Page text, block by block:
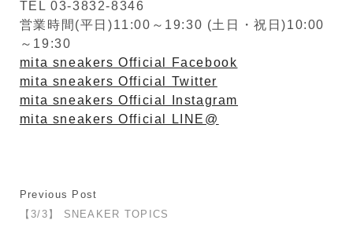
TEL 03-3832-8346
営業時間(平日)11:00～19:30 (土日・祝日)10:00
～19:30
mita sneakers Official Facebook
mita sneakers Official Twitter
mita sneakers Official Instagram
mita sneakers Official LINE@
Previous Post
【3/3】 SNEAKER TOPICS